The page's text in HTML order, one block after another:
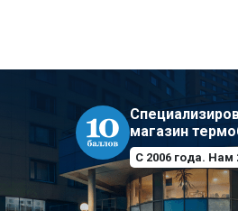
магазин
С 2006 года. Нам